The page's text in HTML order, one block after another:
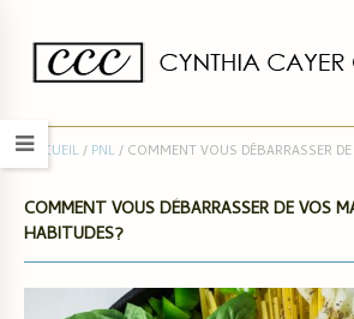
ACCUEIL/ PNL/ COMMENT VOUS DÉBARRASSER
COMMENT VOUS DÉBARRASSER DE VOS
HABITUDES?